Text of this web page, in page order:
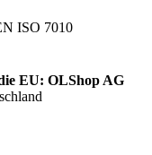
ISO 7010
EU: OLShop AG